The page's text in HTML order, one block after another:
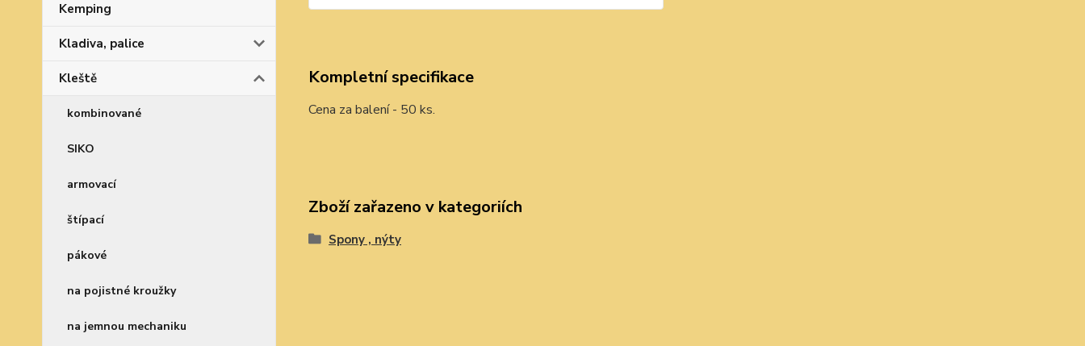
Kemping
Kladiva, palice
Kleště
kombinované
SIKO
armovací
štípací
pákové
na pojistné kroužky
na jemnou mechaniku
Kompletní specifikace
Cena za balení - 50 ks.
Zboží zařazeno v kategoriích
Spony , nýty